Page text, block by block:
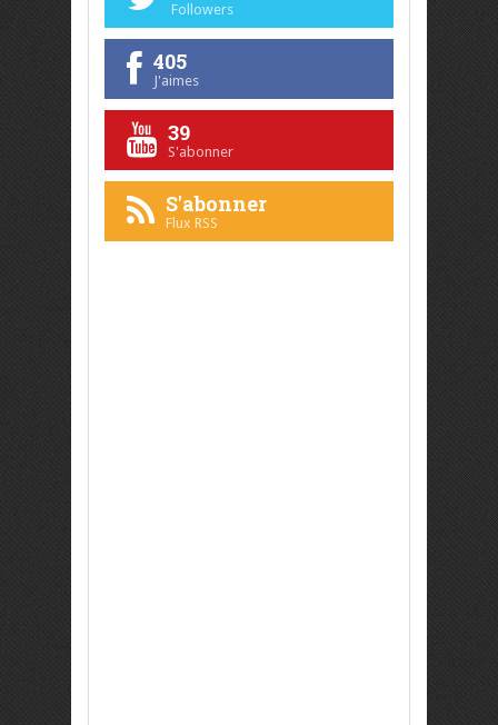
Followers
405
J'aimes
39
S'abonner
S'abonner
Flux RSS